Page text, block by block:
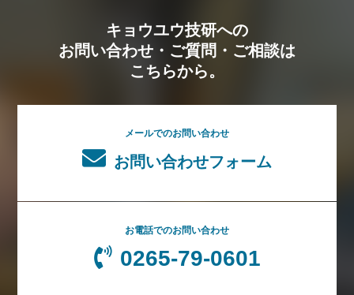
キョウユウ技研への
お問い合わせ・ご質問・ご相談は
こちらから。
メールでのお問い合わせ
お問い合わせフォーム
お電話でのお問い合わせ
0265-79-0601